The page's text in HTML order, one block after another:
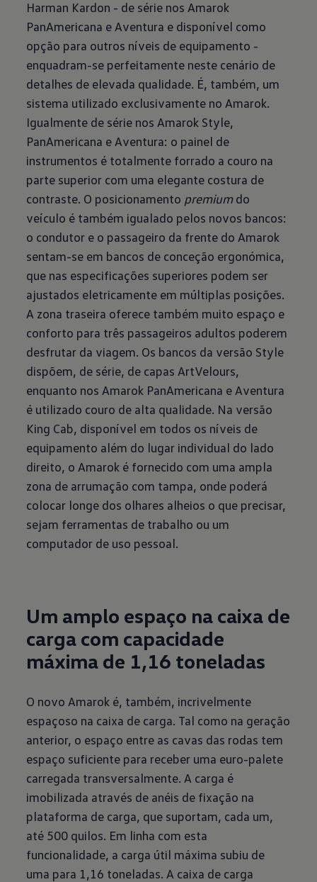
Harman Kardon - de série nos Amarok
PanAmericana e Aventura e disponível como
opção para outros níveis de equipamento -
enquadram-se perfeitamente neste cenário de
detalhes de elevada qualidade. É, também, um
sistema utilizado exclusivamente no Amarok.
Igualmente de série nos Amarok Style,
PanAmericana e Aventura: o painel de
instrumentos é totalmente forrado a couro na
parte superior com uma elegante costura de
contraste. O posicionamento premiumdo
veículo é também igualado pelos novos bancos:
o condutor e o passageiro da frente do Amarok
sentam-se em bancos de conceção ergonómica,
que nas especificações superiores podem ser
ajustados eletricamente em múltiplas posições.
A zona traseira oferece também muito espaço e
conforto para três passageiros adultos poderem
desfrutar da viagem. Os bancos da versão Style
dispõem, de série, de capas ArtVelours,
enquanto nos Amarok PanAmericana e Aventura
é utilizado couro de alta qualidade. Na versão
King Cab, disponível em todos os níveis de
equipamento além do lugar individual do lado
direito, o Amarok é fornecido com uma ampla
zona de arrumação com tampa, onde poderá
colocar longe dos olhares alheios o que precisar,
sejam ferramentas de trabalho ou um
computador de uso pessoal.
Um amplo espaço na caixa de
carga com capacidade
máxima de 1,16 toneladas
O novo Amarok é, também, incrivelmente
espaçoso na caixa de carga. Tal como na geração
anterior, o espaço entre as cavas das rodas tem
espaço suficiente para receber uma euro-palete
carregada transversalmente. A carga é
imobilizada através de anéis de fixação na
plataforma de carga, que suportam, cada um,
até 500 quilos. Em linha com esta
funcionalidade, a carga útil máxima subiu de
uma para 1,16 toneladas. A caixa de carga